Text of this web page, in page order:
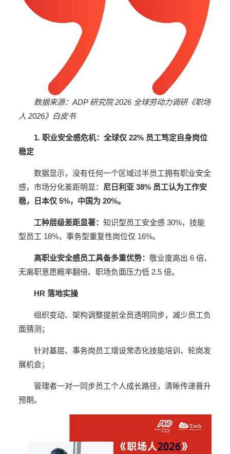
数据来源：ADP 研究院 2026 全球劳动力调研《职场
人 2026》白皮书
1.职业安全感危机：全球仅 22% 员工笃定自身岗位
稳定
数据显示，没有任何一个区域过半员工拥有职业安全
感，市场分化差距明显： 尼日利亚 38% 员工认为工作安
稳，日本仅 5%，中国为 20%。
工种层级差距显著： 知识型员工安全感 30%，技能
型员工 18%，事务型重复性岗位仅 16%。
高职业安全感员工具备多重优势： 敬业度高出 6 倍、
无离职意愿概率翻倍、职场负面压力低 2.5 倍。
HR 落地实操
组织变动、架构调整提前全员透明同步，减少员工负
面猜测；
针对基层、事务岗员工增设常态化技能培训、轮岗发
展机会；
管理者一对一同步员工个人成长路径，清晰传递晋升
预期。